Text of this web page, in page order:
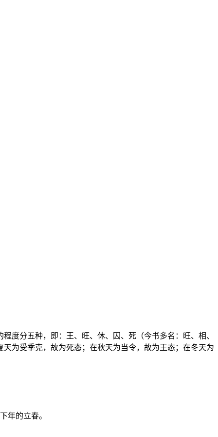
度分五种，即：王、旺、休、囚、死（今书多名：旺、相、
为受季克，故为死态；在秋天为当令，故为王态；在冬天为
年的立春。